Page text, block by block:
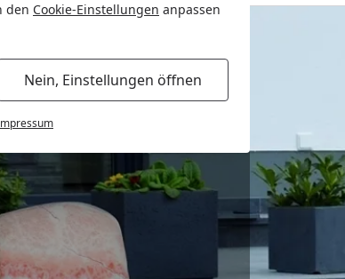
den Cookie-Einstellungen anpassen
Nein, Einstellungen öffnen